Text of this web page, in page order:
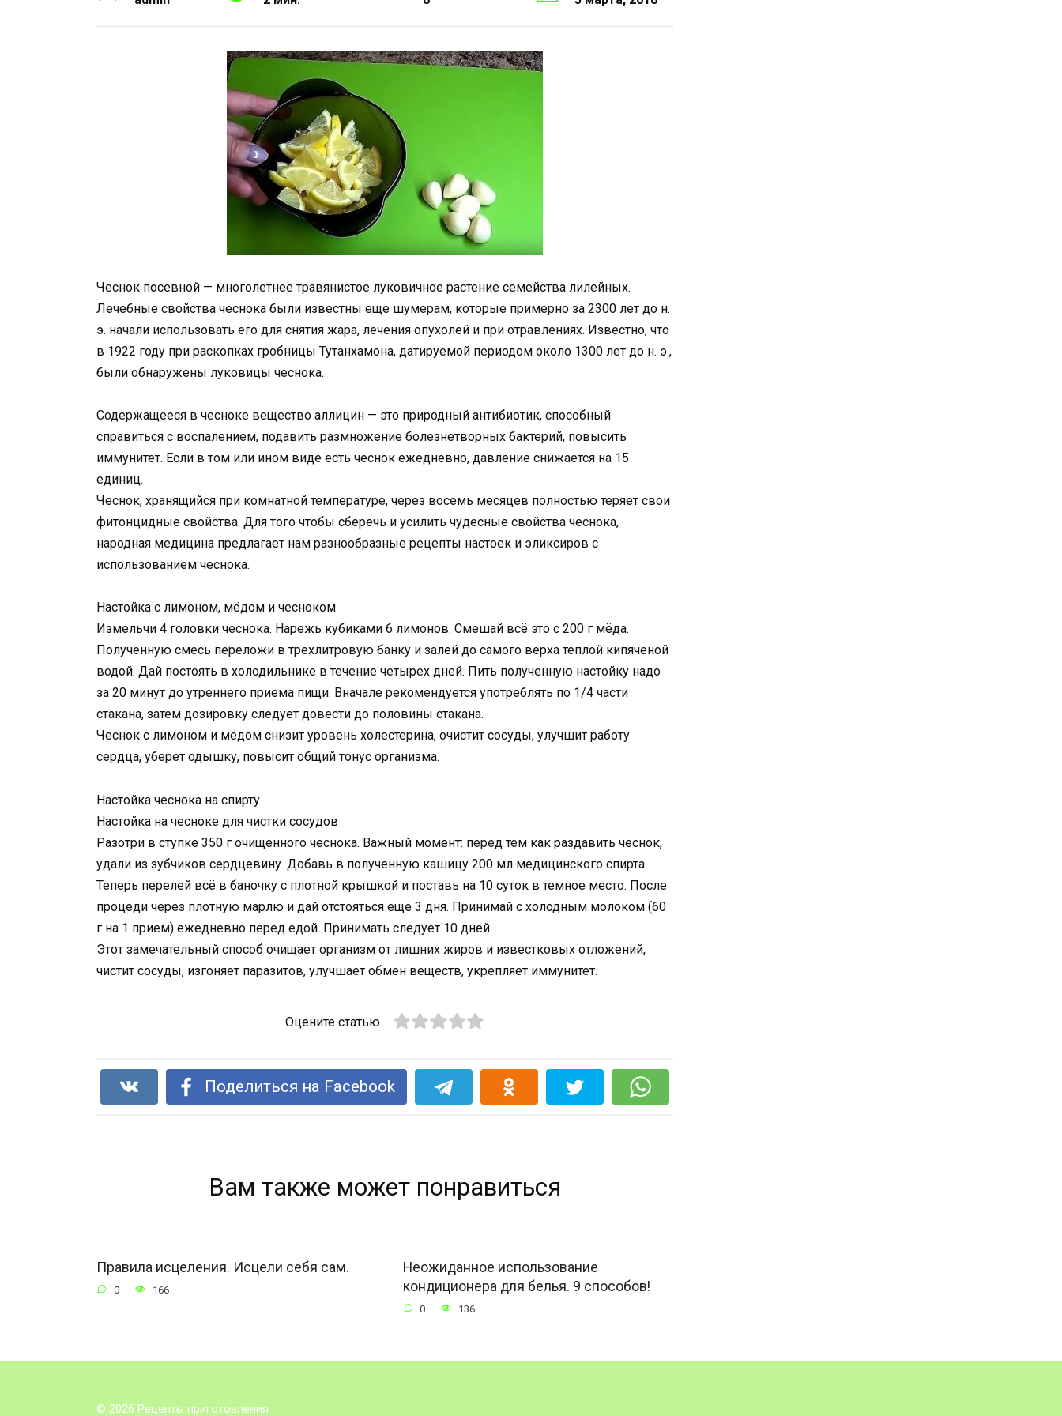
Чеснок посевной — многолетнее травянистое луковичное растение семейства лилейных.
Лечебные свойства чеснока были известны еще шумерам, которые примерно за 2300 лет до н.
э. начали использовать его для снятия жара, лечения опухолей и при отравлениях. Известно, что
в 1922 году при раскопках гробницы Тутанхамона, датируемой периодом около 1300 лет до н. э.,
были обнаружены луковицы чеснока.
Содержащееся в чесноке вещество аллицин — это природный антибиотик, способный
справиться с воспалением, подавить размножение болезнетворных бактерий, повысить
иммунитет. Если в том или ином виде есть чеснок ежедневно, давление снижается на 15
единиц.
Чеснок, хранящийся при комнатной температуре, через восемь месяцев полностью теряет свои
фитонцидные свойства. Для того чтобы сберечь и усилить чудесные свойства чеснока,
народная медицина предлагает нам разнообразные рецепты настоек и эликсиров с
использованием чеснока.
Настойка с лимоном, мёдом и чесноком
Измельчи 4 головки чеснока. Нарежь кубиками 6 лимонов. Смешай всё это с 200 г мёда.
Полученную смесь переложи в трехлитровую банку и залей до самого верха теплой кипяченой
водой. Дай постоять в холодильнике в течение четырех дней. Пить полученную настойку надо
за 20 минут до утреннего приема пищи. Вначале рекомендуется употреблять по 1/4 части
стакана, затем дозировку следует довести до половины стакана.
Чеснок с лимоном и мёдом снизит уровень холестерина, очистит сосуды, улучшит работу
сердца, уберет одышку, повысит общий тонус организма.
Настойка чеснока на спирту
Настойка на чесноке для чистки сосудов
Разотри в ступке 350 г очищенного чеснока. Важный момент: перед тем как раздавить чеснок,
удали из зубчиков сердцевину. Добавь в полученную кашицу 200 мл медицинского спирта.
Теперь перелей всё в баночку с плотной крышкой и поставь на 10 суток в темное место. После
процеди через плотную марлю и дай отстояться еще 3 дня. Принимай с холодным молоком (60
г на 1 прием) ежедневно перед едой. Принимать следует 10 дней.
Этот замечательный способ очищает организм от лишних жиров и известковых отложений,
чистит сосуды, изгоняет паразитов, улучшает обмен веществ, укрепляет иммунитет.
Оцените статью
Поделиться на Facebook
Вам также может понравиться
Правила исцеления. Исцели себя сам.
0 166
Неожиданное использование
кондиционера для белья. 9 способов!
0 136
© 2026 Рецепты приготовления